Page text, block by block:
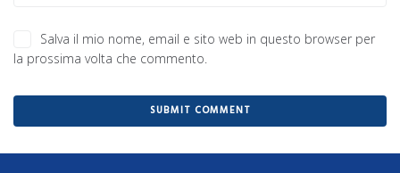
Salva il mio nome, email e sito web in questo browser per
la prossima volta che commento.